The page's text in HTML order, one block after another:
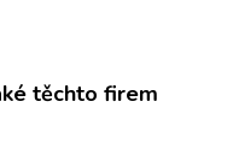
těchto firem